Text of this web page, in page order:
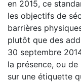
en 2015, ce
les objectifs de
barrières
plutôt que des
30 septembre
la présence, ou de
sur une étiquette